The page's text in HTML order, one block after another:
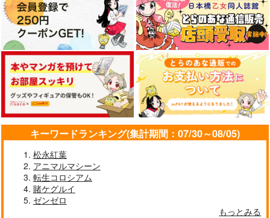
おしえて！聖おねえち
ゃん！
Rolling Contact
770円（税込）
サンプル
作品詳細
東方幻想麻雀 スペシ
ャルサウンドトラッ
ク VOL.3
EtlanZ
1,980 （税込）
サンプル
作品詳細
東方幻想麻雀 スペシ
ャルサウンドトラッ
ク VOL.2【再版】
EtlanZ
1,980円（税込）
サンプル
作品詳細
キーワードランキング(集計期間：07/30～08/05)
松永紅葉
アニマルマシーン
転生コロシアム
賭ケグルイ
ゼンゼロ
もっとみる